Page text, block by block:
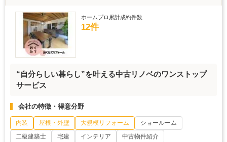
ホームプロ累計成約件数
12件
“自分らしい暮らし”を叶える中古リノベのワンストップ
サービス
会社の特徴・得意分野
内装 屋根・外壁 大規模リフォーム
ショールーム
二級建築士
宅建 インテリア 中古物件紹介